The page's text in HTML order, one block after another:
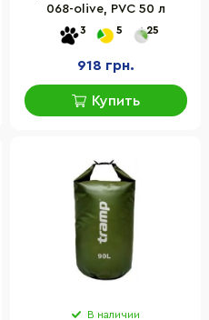
068-olive, PVC 50 л
3 5 25
918 грн.
Купить
В наличии